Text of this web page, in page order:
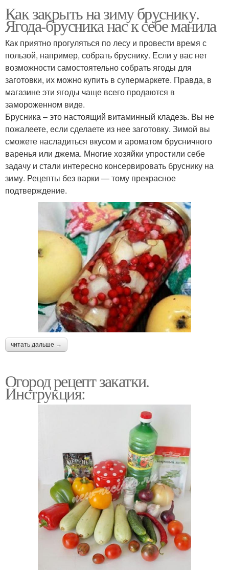
Как закрыть на зиму бруснику.
Ягода-брусника нас к себе манила
Как приятно прогуляться по лесу и провести время с
пользой, например, собрать бруснику. Если у вас нет
возможности самостоятельно собрать ягоды для
заготовки, их можно купить в супермаркете. Правда, в
магазине эти ягоды чаще всего продаются в
замороженном виде.
Брусника – это настоящий витаминный кладезь. Вы не
пожалеете, если сделаете из нее заготовку. Зимой вы
сможете насладиться вкусом и ароматом брусничного
варенья или джема. Многие хозяйки упростили себе
задачу и стали интересно консервировать бруснику на
зиму. Рецепты без варки — тому прекрасное
подтверждение.
читать дальше →
Огород рецепт закатки.
Инструкция: